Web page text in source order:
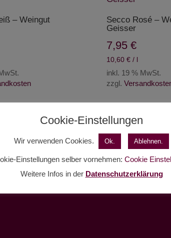
aufsteigend
– Weingut
Secco Rosé –
Geisser
7,95 €
10,60 €/ l
inkl. 19 % MwSt.
zzgl.
Cookie-Einstellungen
Wir verwenden Cookies. Ok. Ablehnen.
Einstellungen selber vornehmen: Cookie
Weitere Infos in der Datenschutzerklärung